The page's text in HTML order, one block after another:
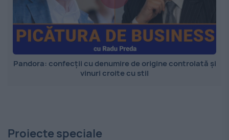
Pandora: confecții cu denumire de origine controlată și
vinuri croite cu stil
Proiecte speciale